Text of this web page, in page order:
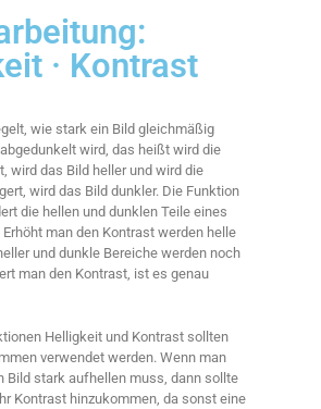
· Kontrast
wie stark ein Bild gleichmäßig
wird, das heißt wird die
wird das Bild heller und wird die
wird das Bild dunkler. Die Funktion
die hellen und dunklen Teile eines
man den Kontrast werden helle
und dunkle Bereiche werden noch
man den Kontrast, ist es genau
Helligkeit und Kontrast sollten
verwendet werden. Wenn man
Bild stark aufhellen muss, dann sollte
Kontrast hinzukommen, da sonst eine